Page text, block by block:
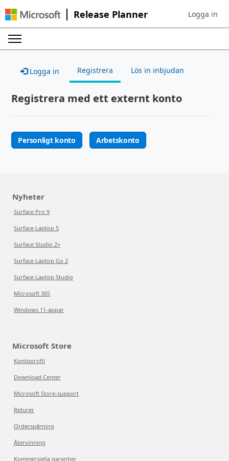
Release Planner Sign in to
Logga in
Logga in Registrera Lös in inbjudan
Registrera med ett externt konto
Personligt konto Arbetskonto
Nyheter
Surface Pro 9
Surface Laptop 5
Surface Studio 2+
Surface Laptop Go 2
Surface Laptop Studio
Microsoft 365
Windows 11-appar
Microsoft Store
Kontoprofil
Download Center
Microsoft Store-support
Returer
Orderspårning
Återvinning
Kommersiella garantier